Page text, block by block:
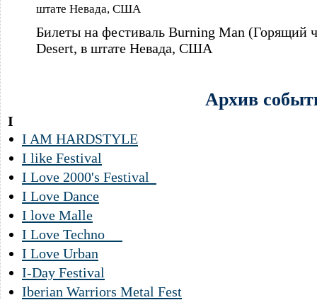
штате Невада, США
Билеты на фестиваль Burning Man (Горящий
Desert, в штате Невада, США
Архив
I
I AM HARDSTYLE
I like Festival
I Love 2000's Festival
I Love Dance
I love Malle
I Love Techno
I Love Urban
I-Day Festival
Iberian Warriors Metal Fest